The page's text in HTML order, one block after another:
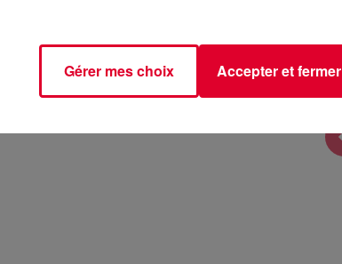
Gérer mes choix Accepter et fermer